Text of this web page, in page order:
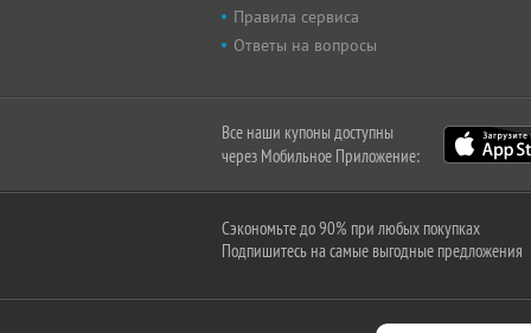
Правила сервиса
Ответы на вопросы
Все наши купоны доступны
через Мобильное Приложение:
Сэкономьте до 90% при любых покупках
Подпишитесь на самые выгодные предложения